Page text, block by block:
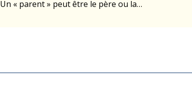
Un « parent » peut être le père ou la…